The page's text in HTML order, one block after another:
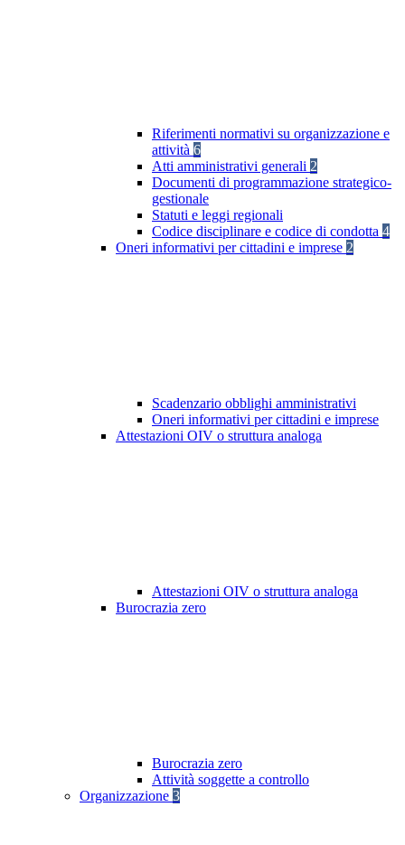
Riferimenti normativi su organizzazione e
attività 6
Atti amministrativi generali 2
Documenti di programmazione strategico-
gestionale
Statuti e leggi regionali
Codice disciplinare e codice di condotta 4
Oneri informativi per cittadini e imprese 2
Scadenzario obblighi amministrativi
Oneri informativi per cittadini e imprese
Attestazioni OIV o struttura analoga
Attestazioni OIV o struttura analoga
Burocrazia zero
Burocrazia zero
Attività soggette a controllo
Organizzazione 3